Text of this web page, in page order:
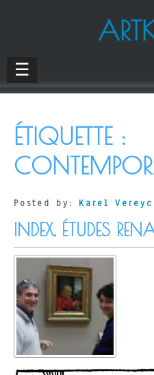
☰
ÉTIQUETTE :
Posted by: Karel
INDEX, ÉTUDES